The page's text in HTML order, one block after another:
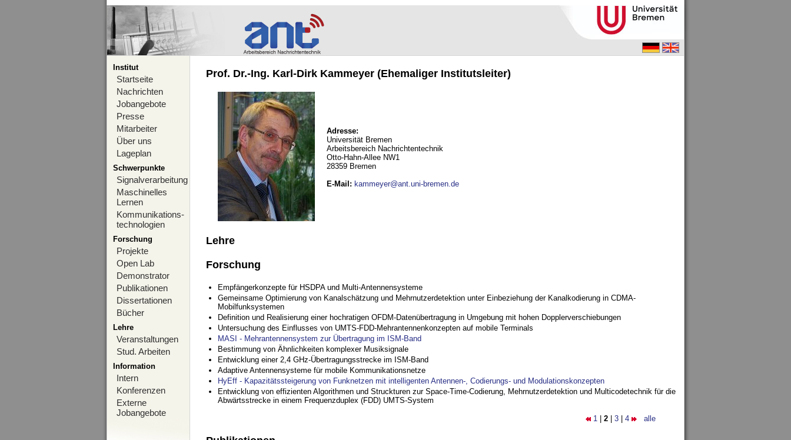
Institut
Startseite
Nachrichten
Jobangebote
Presse
Mitarbeiter
Über uns
Lageplan
Schwerpunkte
Signalverarbeitung
Maschinelles
Lernen
Kommunikations-
technologien
Forschung
Projekte
Open Lab
Demonstrator
Publikationen
Dissertationen
Bücher
Lehre
Veranstaltungen
Stud. Arbeiten
Information
Intern
Konferenzen
Externe
Jobangebote
Prof. Dr.-Ing. Karl-Dirk Kammeyer (Ehemaliger Institutsleiter)
Adresse:
Universität Bremen
Arbeitsbereich Nachrichtentechnik
Otto-Hahn-Allee NW1
28359 Bremen
E-Mail : kammeyer@ant.uni-bremen.de
Lehre
Forschung
Empfängerkonzepte für HSDPA und Multi-Antennensysteme
Gemeinsame Optimierung von Kanalschätzung und Mehrnutzerdetektion unter Einbeziehung der Kanalkodierung in CDMA-
Mobilfunksystemen
Definition und Realisierung einer hochratigen OFDM-Datenübertragung in Umgebung mit hohen Dopplerverschiebungen
Untersuchung des Einflusses von UMTS-FDD-Mehrantennenkonzepten auf mobile Terminals
MASI - Mehrantennensystem zur Übertragung im ISM-Band
Bestimmung von Ähnlichkeiten komplexer Musiksignale
Entwicklung einer 2,4 GHz-Übertragungsstrecke im ISM-Band
Adaptive Antennensysteme für mobile Kommunikationsnetze
HyEff - Kapazitätssteigerung von Funknetzen mit intelligenten Antennen-, Codierungs- und Modulationskonzepten
Entwicklung von effizienten Algorithmen und Struckturen zur Space-Time-Codierung, Mehrnutzerdetektion und Multicodetechnik für die
Abwärtsstrecke in einem Frequenzduplex (FDD) UMTS-System
1 2 3 4 alle